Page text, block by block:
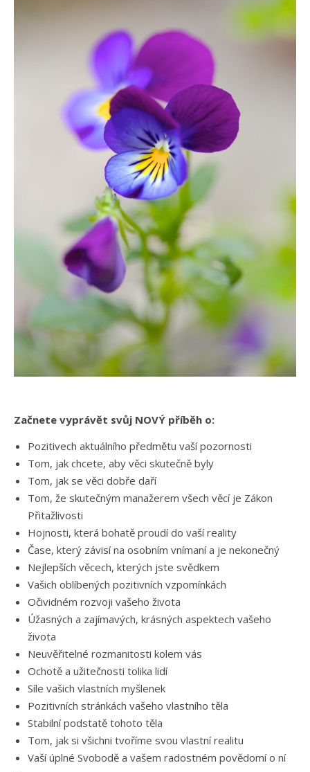
Začnete vyprávět svůj NOVÝ příběh o:
Pozitivech aktuálního předmětu vaší pozornosti
Tom, jak chcete, aby věci skutečně byly
Tom, jak se věci dobře daří
Tom, že skutečným manažerem všech věcí je Zákon
Přitažlivosti
Hojnosti, která bohatě proudí do vaší reality
Čase, který závisí na osobním vnímaní a je nekonečný
Nejlepších věcech, kterých jste svědkem
Vašich oblíbených pozitivních vzpomínkách
Očividném rozvoji vašeho života
Úžasných a zajímavých, krásných aspektech vašeho
života
Neuvěřitelné rozmanitosti kolem vás
Ochotě a užitečnosti tolika lidí
Síle vašich vlastních myšlenek
Pozitivních stránkách vašeho vlastního těla
Stabilní podstatě tohoto těla
Tom, jak si všichni tvoříme svou vlastní realitu
Vaší úplné Svobodě a vašem radostném povědomí o ní